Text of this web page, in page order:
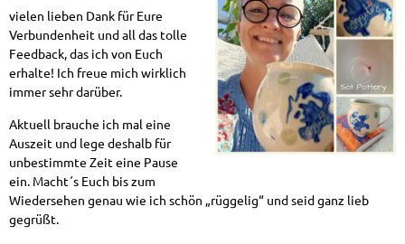
vielen lieben Dank für Eure
Verbundenheit und all das tolle
Feedback, das ich von Euch
erhalte! Ich freue mich wirklich
immer sehr darüber.
Aktuell brauche ich mal eine
Auszeit und lege deshalb für
unbestimmte Zeit eine Pause
ein. Macht´s Euch bis zum
Wiedersehen genau wie ich schön „rüggelig“ und seid ganz lieb
gegrüßt.